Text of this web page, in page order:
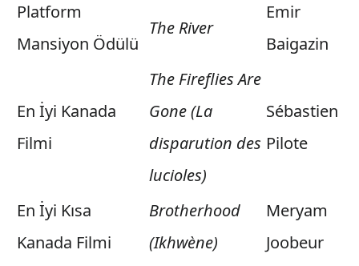
Platform
Mansiyon Ödülü
The River
Emir
Baigazin
En İyi Kanada
Filmi
The Fireflies Are
Gone (La
disparution des
lucioles)
Sébastien
Pilote
En İyi Kısa
Kanada Filmi
Brotherhood
(Ikhwène)
Meryam
Joobeur